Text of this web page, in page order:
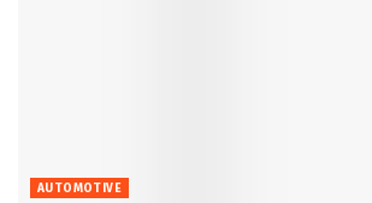
AUTOMOTIVE